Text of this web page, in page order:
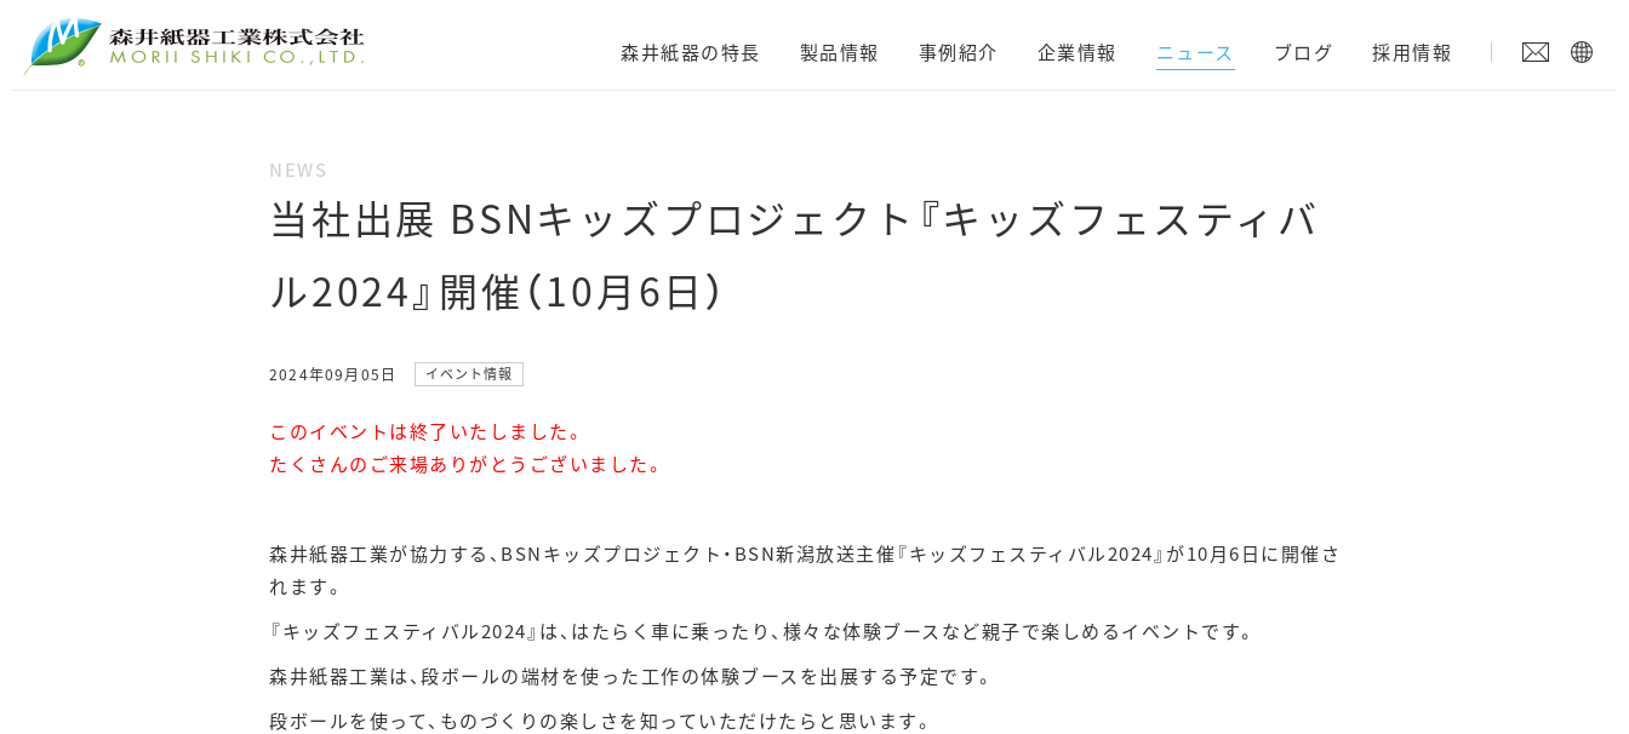
森井紙器の特長 製品情報 事例紹介 企業情報 ニュース ブログ 採用情報
当社出展 BSNキッズプロジェクト『キッズフェスティバ
ル2024』開催（10月6日）
2024年09月05日 イベント情報
このイベントは終了いたしました。
たくさんのご来場ありがとうございました。
森井紙器工業が協力する、BSNキッズプロジェクト・BSN新潟放送主催『キッズフェスティバル2024』が10月6日に開催さ
れます。
『キッズフェスティバル2024』は、はたらく車に乗ったり、様々な体験ブースなど親子で楽しめるイベントです。
森井紙器工業は、段ボールの端材を使った工作の体験ブースを出展する予定です。
段ボールを使って、ものづくりの楽しさを知っていただけたらと思います。